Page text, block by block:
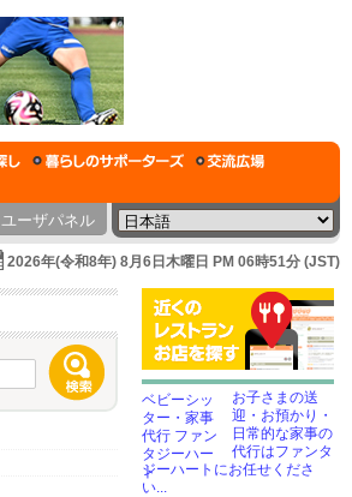
ユーザパネル
2026年(令和8年) 8月6日木曜日 PM 06時51分 (JST)
お子さまの送
迎・お預かり・
日常的な家事の
代行はファンタ
ジーハートにお任せくださ
い...